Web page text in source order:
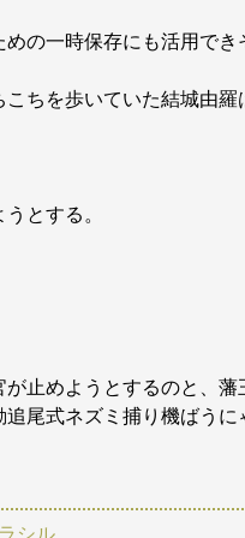
の一時保存にも活用でき
ちを歩いていた結城由
とする。
が止めようとするのと、
尾式ネズミ捕り機ばうに